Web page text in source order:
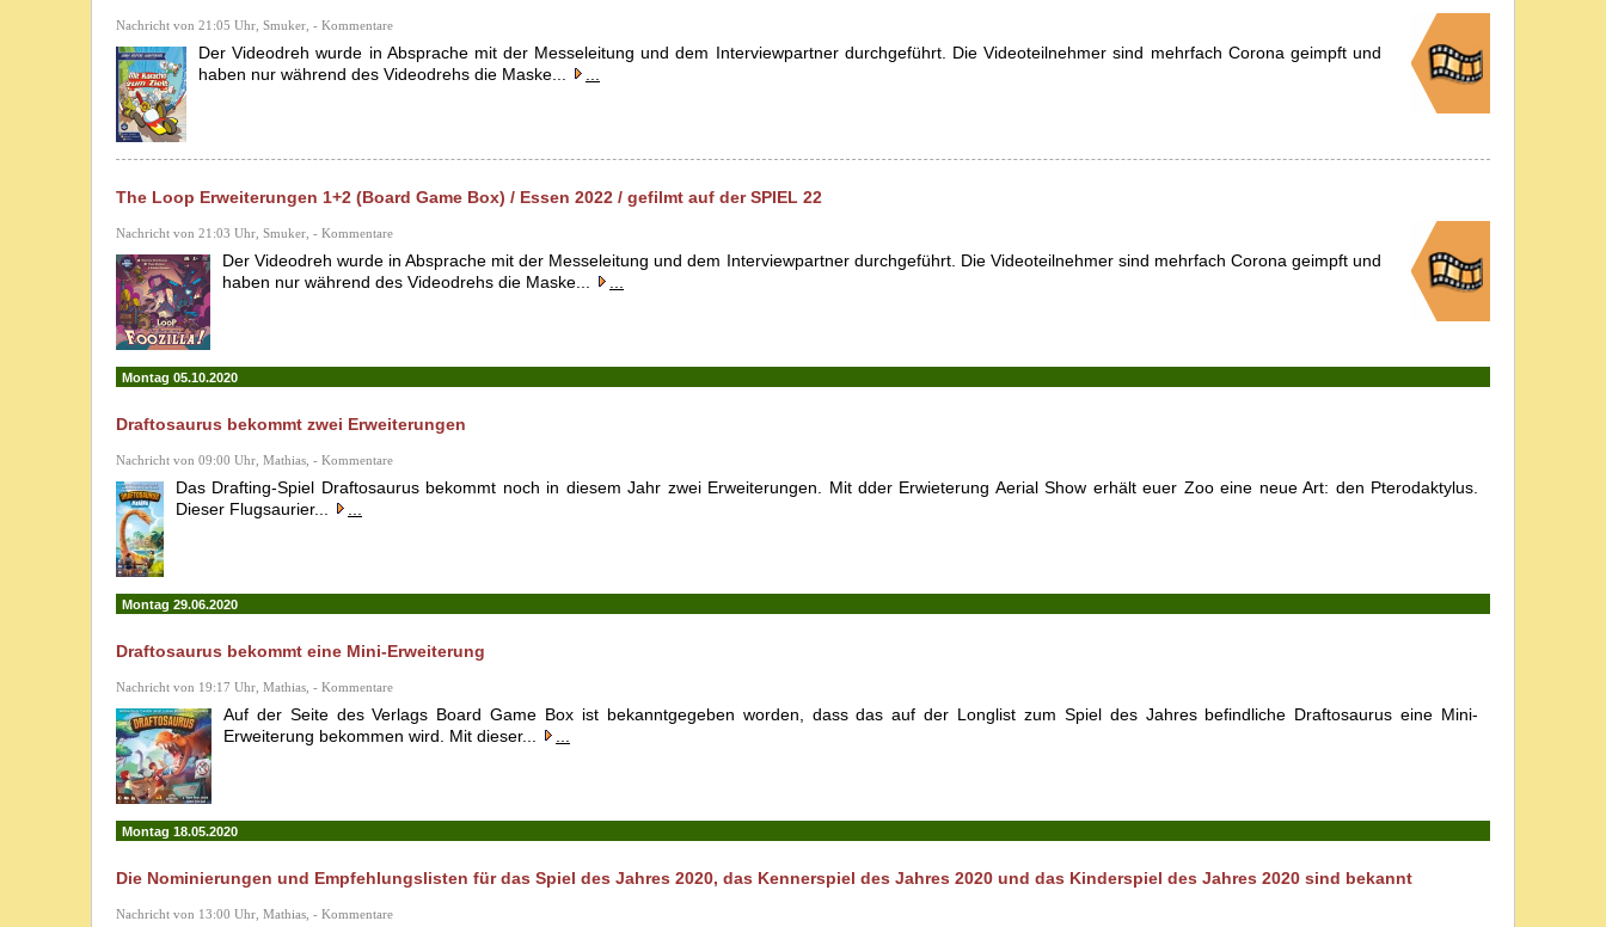
Nachricht von 21:05 Uhr, Smuker, - Kommentare
Der Videodreh wurde in Absprache mit der Messeleitung und dem Interviewpartner durchgeführt. Die Videoteilnehmer sind mehrfach Corona geimpft und
haben nur während des Videodrehs die Maske...
The Loop Erweiterungen 1+2 (Board Game Box) / Essen 2022 / gefilmt auf der SPIEL 22
Nachricht von 21:03 Uhr, Smuker, - Kommentare
Der Videodreh wurde in Absprache mit der Messeleitung und dem Interviewpartner durchgeführt. Die Videoteilnehmer sind mehrfach Corona geimpft und
haben nur während des Videodrehs die Maske...
Montag 05.10.2020
Draftosaurus bekommt zwei Erweiterungen
Nachricht von 09:00 Uhr, Mathias, - Kommentare
Das Drafting-Spiel Draftosaurus bekommt noch in diesem Jahr zwei Erweiterungen. Mit dder Erwieterung Aerial Show erhält euer Zoo eine neue Art: den Pterodaktylus.
Dieser Flugsaurier...
Montag 29.06.2020
Draftosaurus bekommt eine Mini-Erweiterung
Nachricht von 19:17 Uhr, Mathias, - Kommentare
Auf der Seite des Verlags Board Game Box ist bekanntgegeben worden, dass das auf der Longlist zum Spiel des Jahres befindliche Draftosaurus eine Mini-
Erweiterung bekommen wird. Mit dieser...
Montag 18.05.2020
Die Nominierungen und Empfehlungslisten für das Spiel des Jahres 2020, das Kennerspiel des Jahres 2020 und das Kinderspiel des Jahres 2020 sind bekannt
Nachricht von 13:00 Uhr, Mathias, - Kommentare